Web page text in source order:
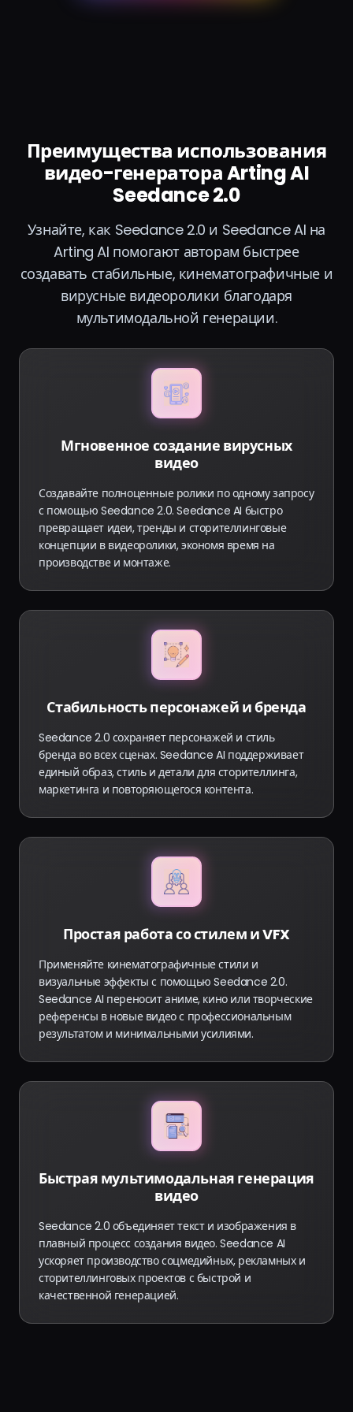
Преимущества использования
видео-генератора Arting AI
Seedance 2.0
Узнайте, как Seedance 2.0 и Seedance AI на
Arting AI помогают авторам быстрее
создавать стабильные, кинематографичные и
вирусные видеоролики благодаря
мультимодальной генерации.
Мгновенное создание вирусных
видео
Создавайте полноценные ролики по одному запросу
с помощью Seedance 2.0. Seedance AI быстро
превращает идеи, тренды и сторителлинговые
концепции в видеоролики, экономя время на
производстве и монтаже.
Стабильность персонажей и бренда
Seedance 2.0 сохраняет персонажей и стиль
бренда во всех сценах. Seedance AI поддерживает
единый образ, стиль и детали для сторителлинга,
маркетинга и повторяющегося контента.
Простая работа со стилем и VFX
Применяйте кинематографичные стили и
визуальные эффекты с помощью Seedance 2.0.
Seedance AI переносит аниме, кино или творческие
референсы в новые видео с профессиональным
результатом и минимальными усилиями.
Быстрая мультимодальная генерация
видео
Seedance 2.0 объединяет текст и изображения в
плавный процесс создания видео. Seedance AI
ускоряет производство соцмедийных, рекламных и
сторителлинговых проектов с быстрой и
качественной генерацией.